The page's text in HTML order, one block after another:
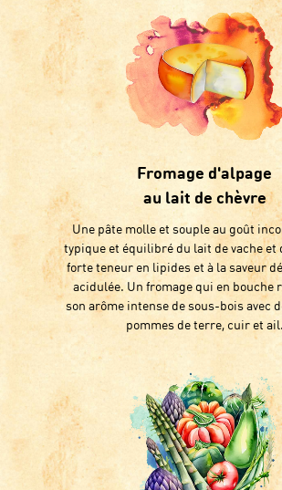
Fromage d'alpage
au lait de chèvre
Une pâte molle et souple au goût
typique et équilibré du lait de vache et
forte teneur en lipides et à la saveur
acidulée. Un fromage qui en bouche
son arôme intense de sous-bois avec
pommes de terre, cuir et ail.